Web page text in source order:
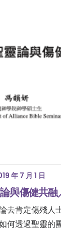
年 7 月 1 日
與傷健共融
去肯定傷殘人
何透過聖靈的